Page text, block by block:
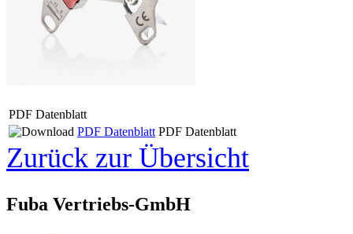
PDF Datenblatt
PDF Datenblatt PDF Datenblatt
Zurück zur Übersicht
Fuba Vertriebs-GmbH